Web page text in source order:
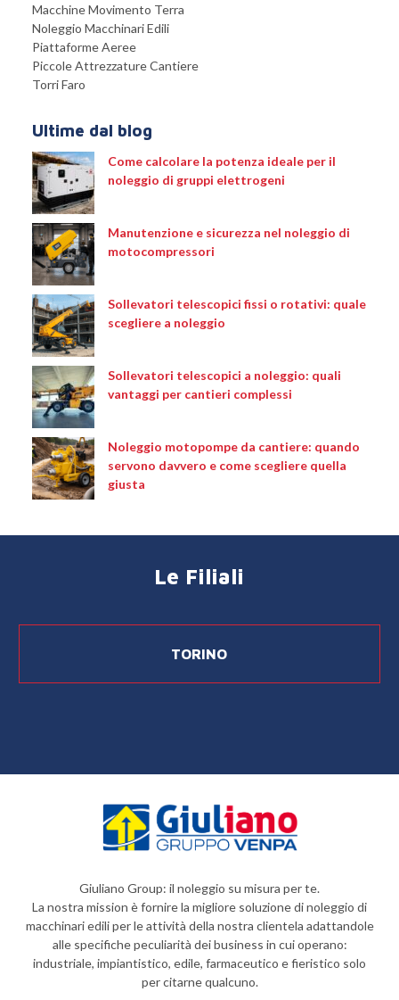
Macchine Movimento Terra
Noleggio Macchinari Edili
Piattaforme Aeree
Piccole Attrezzature Cantiere
Torri Faro
Ultime dal blog
Come calcolare la potenza ideale per il
noleggio di gruppi elettrogeni
Manutenzione e sicurezza nel noleggio di
motocompressori
Sollevatori telescopici fissi o rotativi: quale
scegliere a noleggio
Sollevatori telescopici a noleggio: quali
vantaggi per cantieri complessi
Noleggio motopompe da cantiere: quando
servono davvero e come scegliere quella
giusta
Le Filiali
TORINO
Giuliano Group: il noleggio su misura per te.
La nostra mission è fornire la migliore soluzione di noleggio di
macchinari edili per le attività della nostra clientela adattandole
alle specifiche peculiarità dei business in cui operano:
industriale, impiantistico, edile, farmaceutico e fieristico solo
per citarne qualcuno.